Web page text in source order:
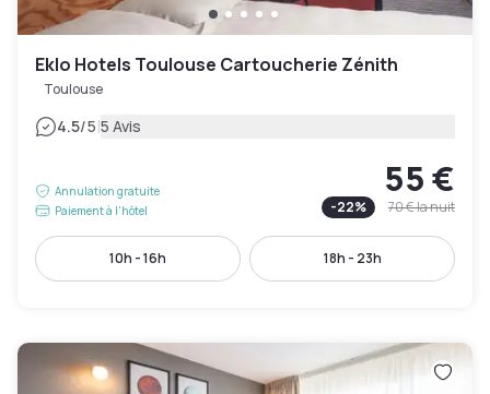
Eklo Hotels Toulouse Cartoucherie Zénith
Toulouse
4.5/5|5 Avis
Annulation gratuite
Paiement à l'hôtel
55 €
-22% 70 €la nuit
10h - 16h 18h - 23h